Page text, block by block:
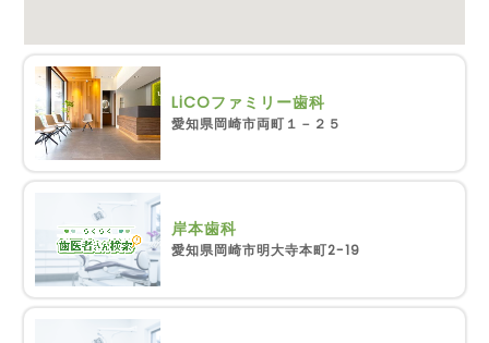
LiCOファミリー歯科
愛知県岡崎市両町１－２５
岸本歯科
愛知県岡崎市明大寺本町2-19